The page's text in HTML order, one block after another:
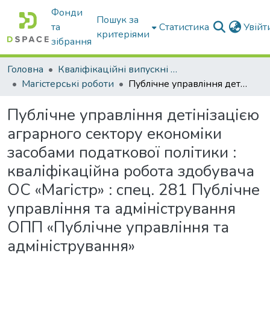
Фонди
та
зібрання
Пошук за
критеріями
Статистика
Головна
Кваліфікаційні випускні роботи бакалаврів і магістрів
Магістерські роботи
Публічне управління детінізацією аграрного сектору економіки засобами податкової політики : кваліфікаційна робота здобувача ОС «Магістр» : спец. 281 Публічне управління та адміністрування ОПП «Публічне управління та адміністрування»
Публічне управління детінізацією
аграрного сектору економіки
засобами податкової політики :
кваліфікаційна робота здобувача
ОС «Магістр» : спец. 281 Публічне
управління та адміністрування
ОПП «Публічне управління та
адміністрування»